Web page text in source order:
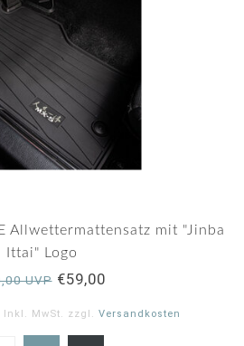
Allwettermattensatz mit "Jinba
Ittai" Logo
UVP€59,00
MwSt. zzgl. Versandkosten